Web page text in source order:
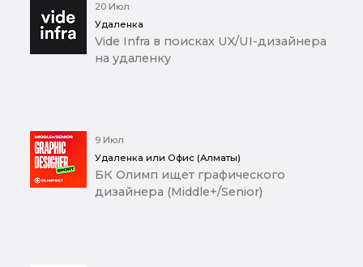
20 Июл
Удаленка
Vide Infra в поисках UX/UI-дизайнера
на удаленку
9 Июл
Удаленка или Офис (Алматы)
БК Олимп ищет графического
дизайнера (Middle+/Senior)